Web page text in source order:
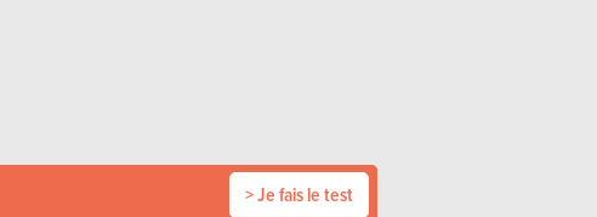
> Je fais le test